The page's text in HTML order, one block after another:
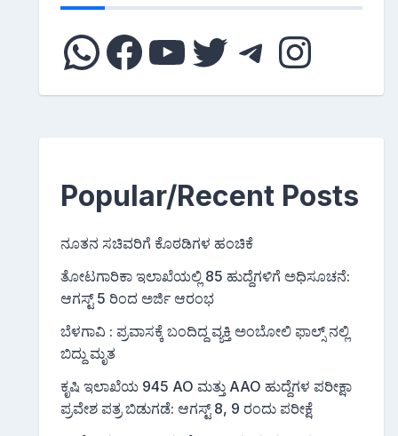
WhatsApp Facebook YouTube Twitter Telegram Instagram
Popular/Recent Posts
ನೂತನ ಸಚಿವರಿಗೆ ಕೊಠಡಿಗಳ ಹಂಚಿಕೆ
ತೋಟಗಾರಿಕಾ ಇಲಾಖೆಯಲ್ಲಿ 85 ಹುದ್ದೆಗಳಿಗೆ ಅಧಿಸೂಚನೆ:
ಆಗಸ್ಟ್ 5 ರಿಂದ ಅರ್ಜಿ ಆರಂಭ
ಬೆಳಗಾವಿ : ಪ್ರವಾಸಕ್ಕೆ ಬಂದಿದ್ದ ವ್ಯಕ್ತಿ ಅಂಬೋಲಿ ಫಾಲ್ಸ್ ನಲ್ಲಿ
ಬಿದ್ದು ಮೃತ
ಕೃಷಿ ಇಲಾಖೆಯ 945 AO ಮತ್ತು AAO ಹುದ್ದೆಗಳ ಪರೀಕ್ಷಾ
ಪ್ರವೇಶ ಪತ್ರ ಬಿಡುಗಡೆ: ಆಗಸ್ಟ್ 8, 9 ರಂದು ಪರೀಕ್ಷೆ